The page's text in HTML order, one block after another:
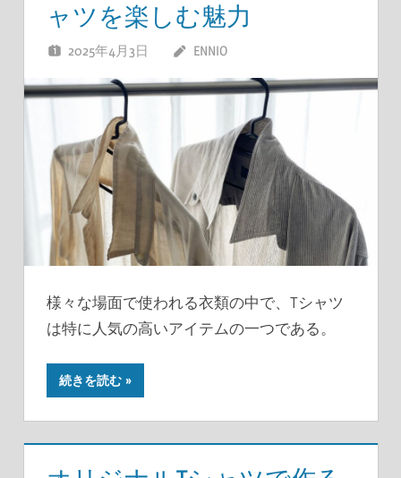
ャツを楽しむ魅力
2025年4月3日 ENNIO
様々な場面で使われる衣類の中で、Tシャツ
は特に人気の高いアイテムの一つである。
続きを読む